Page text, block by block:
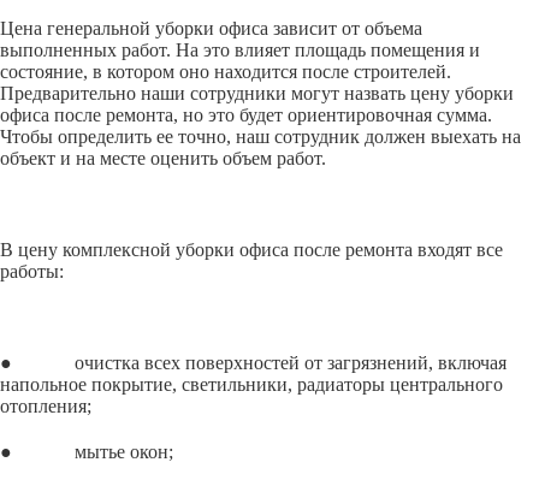
Цена генеральной уборки офиса зависит от объема
выполненных работ. На это влияет площадь помещения и
состояние, в котором оно находится после строителей.
Предварительно наши сотрудники могут назвать цену уборки
офиса после ремонта, но это будет ориентировочная сумма.
Чтобы определить ее точно, наш сотрудник должен выехать на
объект и на месте оценить объем работ.
В цену комплексной уборки офиса после ремонта входят все
работы:
● очистка всех поверхностей от загрязнений, включая
напольное покрытие, светильники, радиаторы центрального
отопления;
● мытье окон;